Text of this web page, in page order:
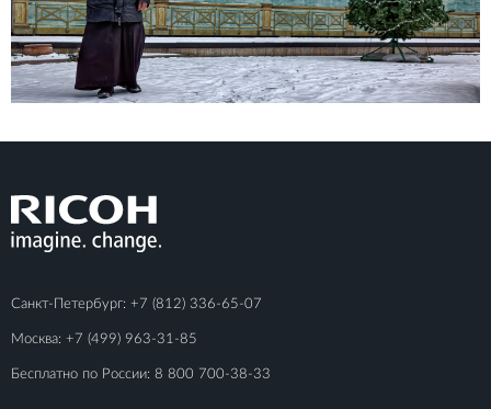
Санкт-Петербург: +7 (812) 336-65-07
Москва: +7 (499) 963-31-85
Бесплатно по России: 8 800 700-38-33